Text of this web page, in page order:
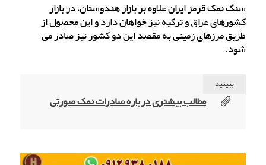
سنگ نمک قرمز ایران علاوه بر بازار هندوستان، در بازار
کشورهای عراق و ترکیه نیز خواهان دارد و این محصول از
طریق مرزهای زمینی به مقصد این دو کشور نیز صادر می
شود.
ببینید
مطالب بیشتری درباره صادرات نمک صورتی